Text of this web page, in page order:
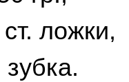
ложки,